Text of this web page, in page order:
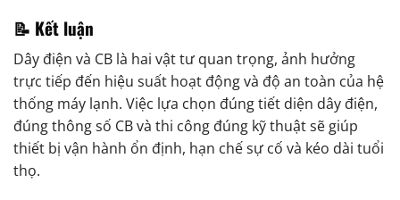
📝 Kết luận
Dây điện và CB là hai vật tư quan trọng, ảnh hưởng
trực tiếp đến hiệu suất hoạt động và độ an toàn của hệ
thống máy lạnh. Việc lựa chọn đúng tiết diện dây điện,
đúng thông số CB và thi công đúng kỹ thuật sẽ giúp
thiết bị vận hành ổn định, hạn chế sự cố và kéo dài tuổi
thọ.